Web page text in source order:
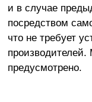
и в случае
посредством
что не требует
предусмотрено.